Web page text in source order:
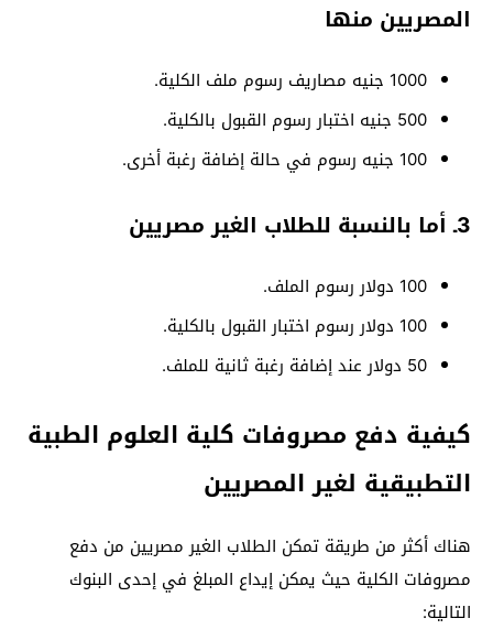
المصريين منها
1000 جنيه مصاريف رسوم ملف الكلية.
500 جنيه اختبار رسوم القبول بالكلية.
100 جنيه رسوم في حالة إضافة رغبة أخرى.
3ـ أما بالنسبة للطلاب الغير مصريين
100 دولار رسوم الملف.
100 دولار رسوم اختبار القبول بالكلية.
50 دولار عند إضافة رغبة ثانية للملف.
كيفية دفع مصروفات كلية العلوم الطبية
التطبيقية لغير المصريين
هناك أكثر من طريقة تمكن الطلاب الغير مصريين من دفع
مصروفات الكلية حيث يمكن إيداع المبلغ في إحدى البنوك
التالية: